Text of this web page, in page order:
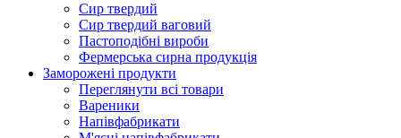
Сир твердий
Сир твердий ваговий
Пастоподібні вироби
Фермерська сирна продукція
Заморожені продукти
Переглянути всі товари
Вареники
Напівфабрикати